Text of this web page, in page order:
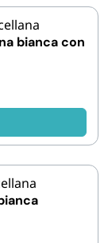
bianca con